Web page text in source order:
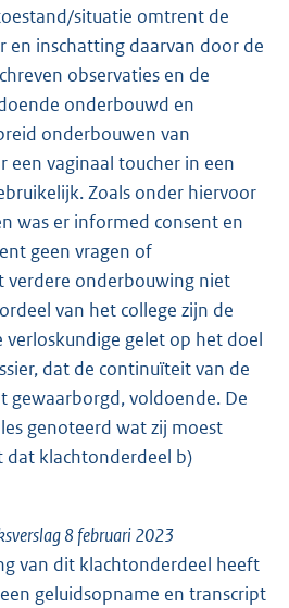
situatie omtrent de
en inschatting daarvan door de
observaties en de
onderbouwd en
onderbouwen van
een vaginaal toucher in een
Zoals onder hiervoor
was er informed consent en
geen vragen of
verdere onderbouwing niet
van het college zijn de
gelet op het doel
dat de continuïteit van de
gewaarborgd, voldoende. De
genoteerd wat zij moest
klachtonderdeel b)
8 februari 2023
van dit klachtonderdeel heeft
geluidsopname en transcript